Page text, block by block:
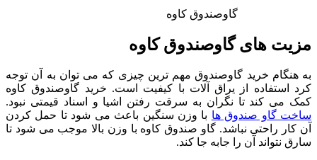
گاوصندوق کاوه
مزیت های گاوصندوق کاوه
به هنگام خرید گاوصندوق مهم ترین چیزی که می توان به آن توجه
کرد استفاده از یراق آلات با کیفیت است. خرید گاوصندوق کاوه
کمک می کند تا نگران به سرقت رفتن اشیا و اسناد قیمتی نبود.
ساخت گاو صندوق ها با وزن سنگین باعث می شود تا حمل کردن
آن کار راحتی نباشد. گاو صندوق کاوه با وزن بالا موجب می شود تا
سارق نتواند آن را جابه جا کند.